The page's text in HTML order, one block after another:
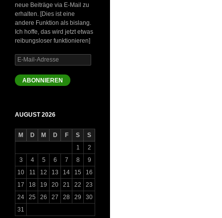
neue Beiträge via E-Mail zu
erhalten. [Dies ist eine
andere Funktion als bislang.
Ich hoffe, das wird jetzt etwas
reibungsloser funktionieren]
E-
Mail-
Adresse
ABONNIEREN
AUGUST 2026
M D M D F S
S
1
2
3
4 5 6 7 8
9
10
11 12 13 14 15
16
17
18 19 20 21 22
23
24
25 26 27 28 29
30
31